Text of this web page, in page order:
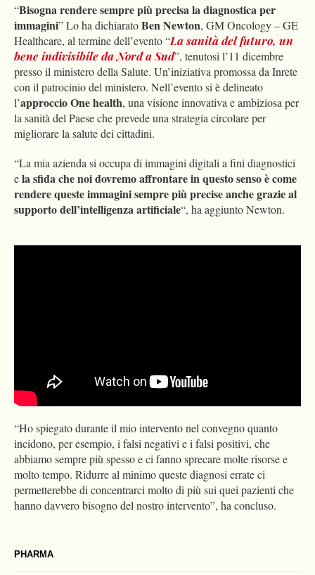
PHARMA
“Bisogna rendere sempre più precisa la diagnostica per
immagini” Lo ha dichiaratoBen Newton, GM Oncology – GE
Healthcare, al termine dell’evento “La sanità del futuro, un
bene indivisibile da Nord a Sud”, tenutosi l’11 dicembre
presso il ministero della Salute. Un’iniziativa promossa da Inrete
con il patrocinio del ministero. Nell’evento si è delineato
l’approccio One health, una visione innovativa e ambiziosa per
la sanità del Paese che prevede una strategia circolare per
migliorare la salute dei cittadini.
“La mia azienda si occupa di immagini digitali a fini diagnostici
ela sfida che noi dovremo affrontare in questo senso è come
rendere queste immagini sempre più precise anche grazie al
supporto dell’intelligenza artificiale“, ha aggiunto Newton.
“Ho spiegato durante il mio intervento nel convegno quanto
incidono, per esempio, i falsi negativi e i falsi positivi, che
abbiamo sempre più spesso e ci fanno sprecare molte risorse e
molto tempo. Ridurre al minimo queste diagnosi errate ci
permetterebbe di concentrarci molto di più sui quei pazienti che
hanno davvero bisogno del nostro intervento”, ha concluso.